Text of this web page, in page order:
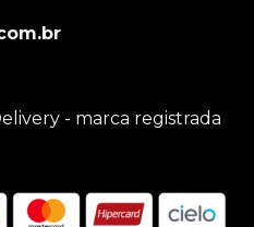
- marca registrada